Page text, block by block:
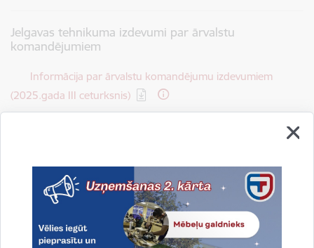
Jelgavas tehnikuma izdevumi par ārvalstu
komandējumiem
Lejupielādēt:
Informācija par ārvalstu komandējumu izdevumiem
(2025.gada III ceturksnis)
Dalīties